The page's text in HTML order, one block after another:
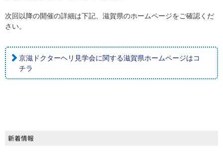
次回以降の開催の詳細は下記、滋賀県のホームページをご確認くだ
さい。
京滋ドクターヘリ見学会に関する滋賀県ホームページはコ
チラ
新着情報